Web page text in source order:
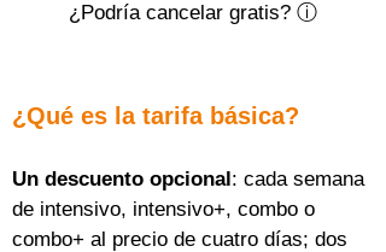
¿Podría cancelar gratis? ⓘ
¿Qué es la tarifa básica?
Un descuento opcional: cada semana
de intensivo, intensivo+, combo o
combo+ al precio de cuatro días; dos